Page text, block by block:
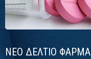
ΝΕΟ ΔΕΛΤΙΟ